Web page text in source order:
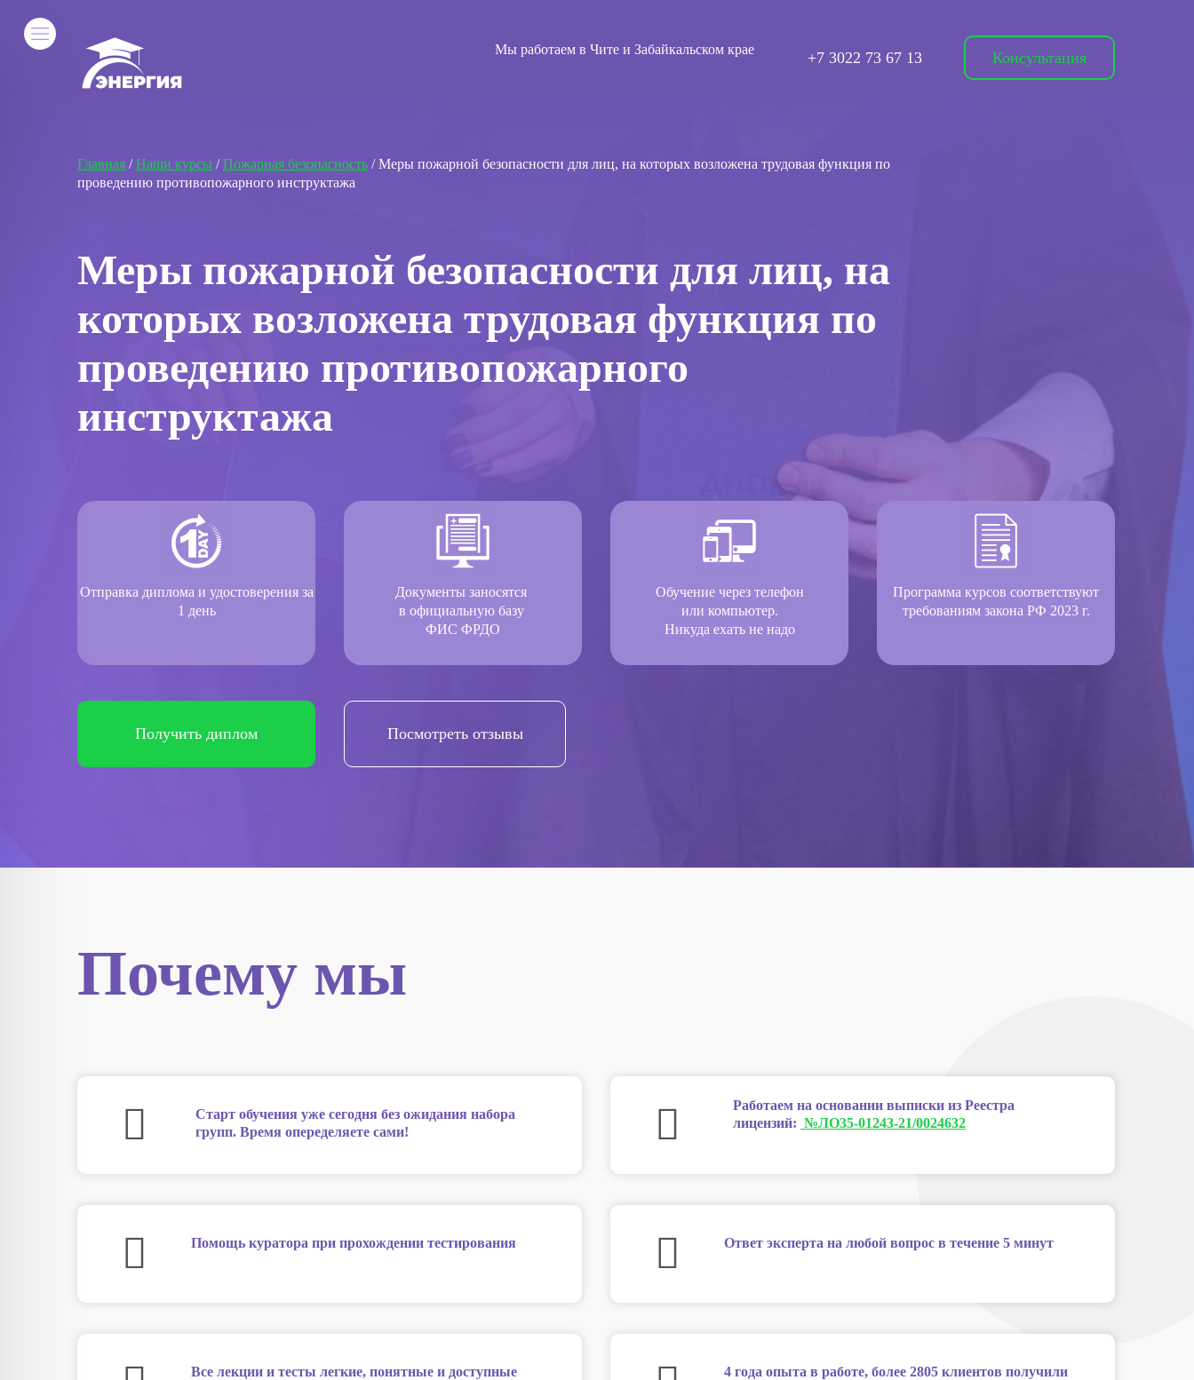
Мы работаем в Чите и Забайкальском крае +7 3022 73 67 13 Консультация
Меры пожарной безопасности для лиц, на
которых возложена трудовая функция по
проведению противопожарного
инструктажа
Получить диплом
Отправка диплома и удостоверения за
1 день
Документы заносятся
в официальную базу
ФИС ФРДО
Обучение через телефон
или компьютер.
Никуда ехать не надо
Программа курсов соответствуют
требованиям закона РФ 2023 г.
Главная /Наши курсы /Пожарная безопасность / Меры пожарной безопасности для лиц, на которых возложена трудовая функция по
проведению противопожарного инструктажа
Посмотреть отзывы
Почему мы
Старт обучения уже сегодня без ожидания набора
групп. Время опеределяете сами!
Работаем на основании выписки из Реестра
лицензий: №ЛО35-01243-21/0024632
Помощь куратора при прохождении тестирования Ответ эксперта на любой вопрос в течение 5 минут
Все лекции и тесты легкие, понятные и доступные
4 года опыта в работе, более 2805 клиентов получили